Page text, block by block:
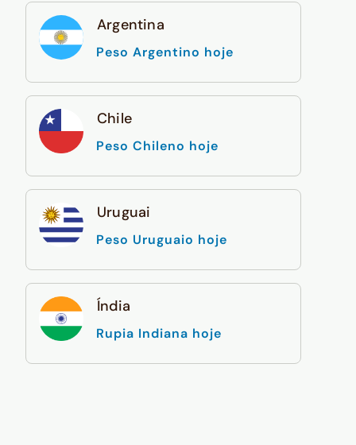
Argentina
Peso Argentino hoje
Chile
Peso Chileno hoje
Uruguai
Peso Uruguaio hoje
Índia
Rupia Indiana hoje